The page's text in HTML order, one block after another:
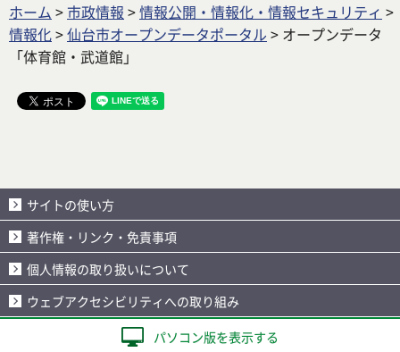
ホーム >市政情報 >情報公開・情報化・情報セキュリティ >
情報化>仙台市オープンデータポータル > オープンデータ
「体育館・武道館」
サイトの使い方
著作権・リンク・免責事項
個人情報の取り扱いについて
ウェブアクセシビリティへの取り組み
パソコン版を表示する